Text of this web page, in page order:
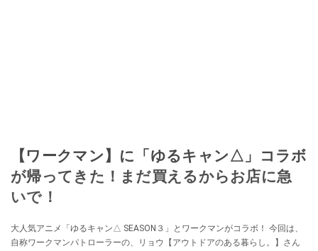
【ワークマン】に「ゆるキャン△」コラボ
が帰ってきた！まだ買えるからお店に急
いで！
大人気アニメ「ゆるキャン△ SEASON３」とワークマンがコラボ！ 今回は、
自称ワークマンパトローラーの、リョウ【アウトドアのある暮らし。】さん